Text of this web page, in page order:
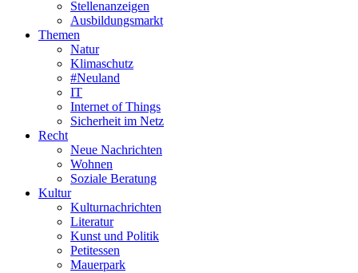
Stellenanzeigen
Ausbildungsmarkt
Themen
Natur
Klimaschutz
#Neuland
IT
Internet of Things
Sicherheit im Netz
Recht
Neue Nachrichten
Wohnen
Soziale Beratung
Kultur
Kulturnachrichten
Literatur
Kunst und Politik
Petitessen
Mauerpark